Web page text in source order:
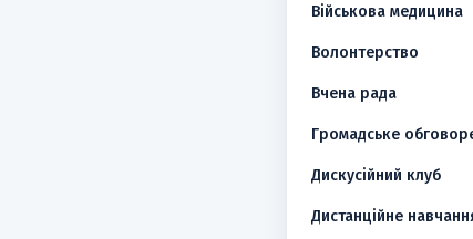
Військова медицина
Волонтерство
Вчена рада
Громадське
Дискусійний клуб
Дистанційне